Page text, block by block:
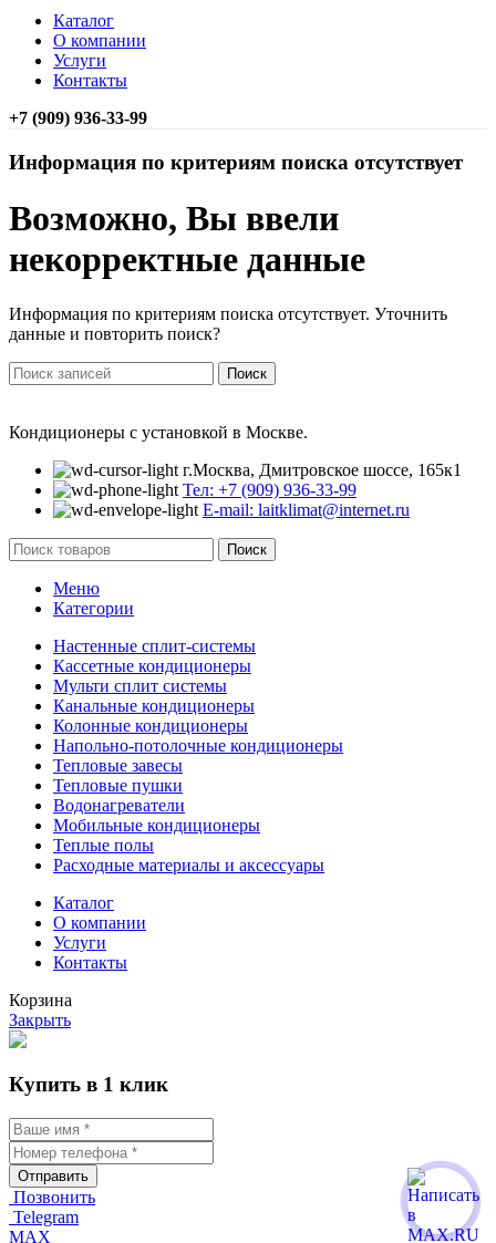
Каталог
О компании
Услуги
Контакты
+7 (909) 936-33-99
Информация по критериям поиска отсутствует
Возможно, Вы ввели
некорректные данные
Информация по критериям поиска отсутствует. Уточнить
данные и повторить поиск?
Поиск
Кондиционеры с установкой в Москве.
г.Москва, Дмитровское шоссе, 165к1
Тел: +7 (909) 936-33-99
E-mail: laitklimat@internet.ru
Поиск
Меню
Категории
Настенные сплит-системы
Кассетные кондиционеры
Мульти сплит системы
Канальные кондиционеры
Колонные кондиционеры
Напольно-потолочные кондиционеры
Тепловые завесы
Тепловые пушки
Водонагреватели
Мобильные кондиционеры
Теплые полы
Расходные материалы и аксессуары
Каталог
О компании
Услуги
Контакты
Корзина
Закрыть
Купить в 1 клик
Отправить
Позвонить
Telegram
MAX